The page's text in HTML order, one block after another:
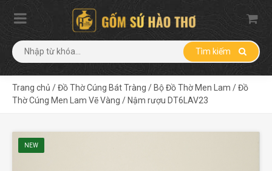
Tìm kiếm
Trang chủ /Đồ Thờ Cúng Bát Tràng / Bộ Đồ Thờ Men Lam /Đồ
Thờ Cúng Men Lam Vẽ Vàng / Nậm rượu DT6LAV23
NEW